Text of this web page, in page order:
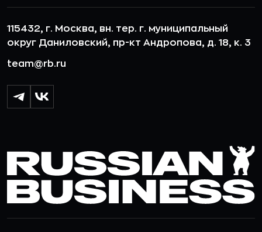
115432, г. Москва, вн. тер. г. муниципальный
округ Даниловский, пр-кт Андропова, д. 18, к. 3
team@rb.ru